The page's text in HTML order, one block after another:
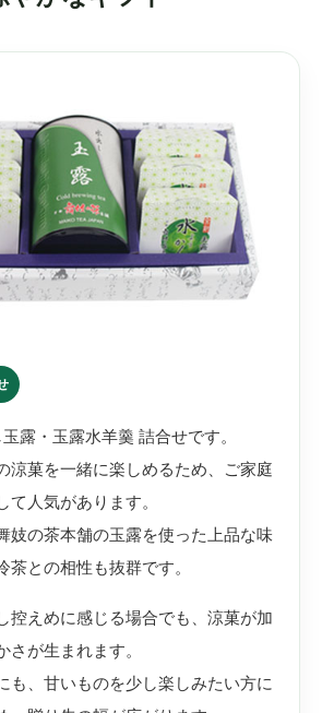
露・玉露水羊羹 詰合せです。
涼菓を一緒に楽しめるため、ご家庭
て人気があります。
妓の茶本舗の玉露を使った上品な味
茶との相性も抜群です。
控えめに感じる場合でも、涼菓が加
さが生まれます。
も、甘いものを少し楽しみたい方に